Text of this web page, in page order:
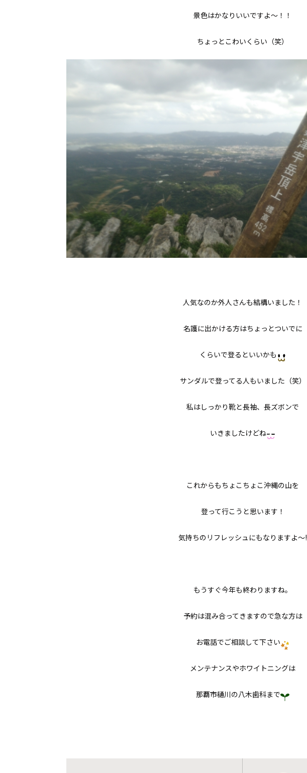
景色はかなりいいですよ〜！！
ちょっとこわいくらい（笑）
人気なのか外人さんも結構いました！
名護に出かける方はちょっとついでに
くらいで登るといいかも
サンダルで登ってる人もいました（笑）
私はしっかり靴と長袖、長ズボンで
いきましたけどね
これからもちょこちょこ沖縄の山を
登って行こうと思います！
気持ちのリフレッシュにもなりますよ〜!
もうすぐ今年も終わりますね。
予約は混み合ってきますので急な方は
お電話でご相談して下さい
メンテナンスやホワイトニングは
那覇市樋川の八木歯科まで